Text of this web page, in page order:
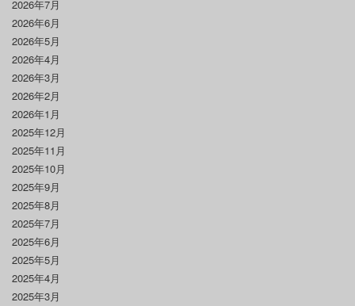
2026年7月
2026年6月
2026年5月
2026年4月
2026年3月
2026年2月
2026年1月
2025年12月
2025年11月
2025年10月
2025年9月
2025年8月
2025年7月
2025年6月
2025年5月
2025年4月
2025年3月